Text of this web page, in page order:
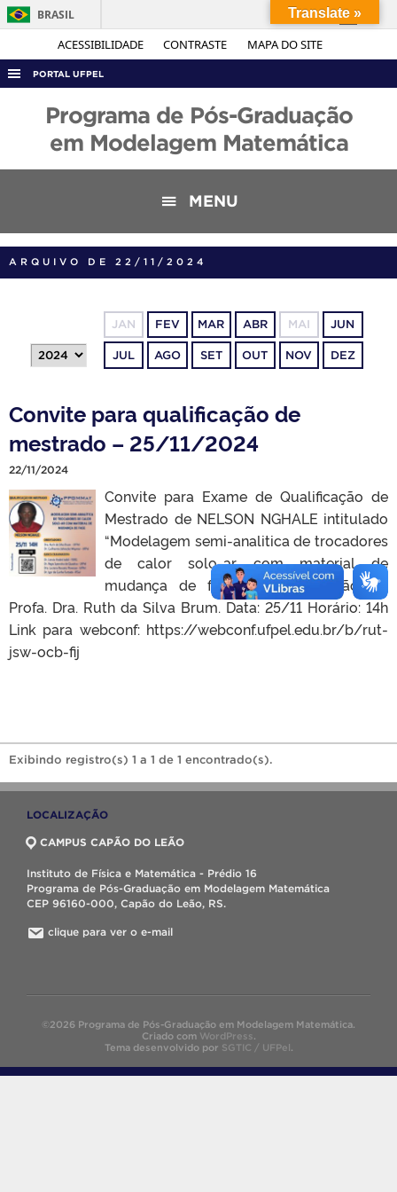
ACESSIBILIDADE CONTRASTE MAPA DO SITE
BRASIL
Simplifique!
Acesso à informação
Legislação
PORTAL UFPEL
TELEFONES
Programa de Pós-Graduação
em Modelagem Matemática
MENU
ARQUIVO DE 22/11/2024
JAN FEV MAR ABR MAI JUN
JUL AGO SET OUT NOV DEZ
Convite para qualificação de
mestrado – 25/11/2024
22/11/2024
Convite para Exame de Qualificação de
Mestrado de NELSON NGHALE intitulado
“Modelagem semi-analitica de trocadores
de calor solo-ar com material de
mudança de fase”, sob orientação do
Profa. Dra. Ruth da Silva Brum. Data: 25/11 Horário: 14h
Link para webconf: https://webconf.ufpel.edu.br/b/rut-
jsw-ocb-fij
Exibindo registro(s) 1 a 1 de 1 encontrado(s).
LOCALIZAÇÃO
CAMPUS CAPÃO DO LEÃO
Instituto de Física e Matemática - Prédio 16
Programa de Pós-Graduação em Modelagem Matemática
CEP 96160-000, Capão do Leão, RS.
clique para ver o e-mail
©2026 Programa de Pós-Graduação em Modelagem Matemática.
Criado com WordPress.
Tema desenvolvido por SGTIC / UFPel.
Translate »